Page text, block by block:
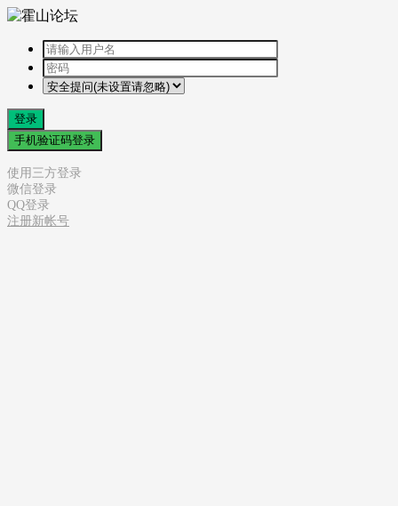
登录
手机验证码登录
使用三方登录
微信登录
QQ登录
注册新帐号